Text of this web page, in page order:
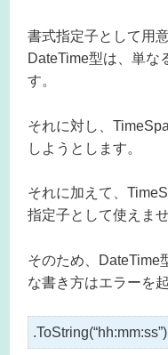
書式指定子として用
DateTime型は、単な
す。
それに対し、
しようとします。
それに加えて、
指定子として使えませ
そのため、DateTime
な書き方はエラーを
.ToString(“hh:mm:ss”)